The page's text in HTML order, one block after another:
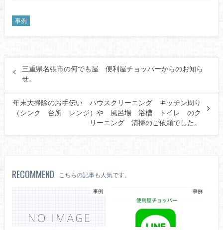
事例
三重県名張市の何でも屋 便利屋チョッパーからのお知ら
せ。
年末大掃除のお手伝い ハウスクリーニング キッチン周り
（シンク 台所 レンジ）や 風呂場 浴槽 トイレ のク
リーニング 清掃のご依頼でした。
RECOMMEND こちらの記事も人気です。
事例 事例